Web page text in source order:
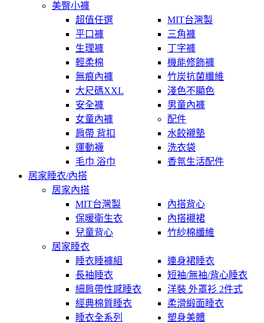
美臀小褲
超值任選
MIT台灣製
平口褲
三角褲
生理褲
丁字褲
輕柔棉
機能修飾褲
無痕內褲
竹炭抗菌纖維
大尺碼XXL
淺色不顯色
安全褲
男童內褲
女童內褲
配件
肩帶 背扣
水餃襯墊
運動襪
洗衣袋
毛巾 浴巾
香氛生活配件
居家睡衣/內搭
居家內搭
MIT台灣製
內搭背心
保暖衛生衣
內搭襯裙
兒童背心
竹紗棉纖維
居家睡衣
睡衣睡褲組
連身裙睡衣
長袖睡衣
短袖/無袖/背心睡衣
細肩帶性感睡衣
洋裝 外罩衫 2件式
經典棉質睡衣
柔滑緞面睡衣
睡衣全系列
塑身美體